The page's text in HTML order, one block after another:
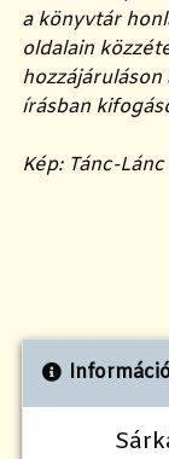
a könyvtár
oldalain
írásban
Kép: Tánc-